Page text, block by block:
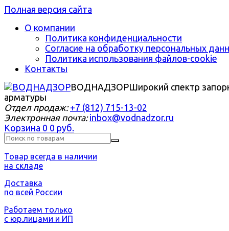
Полная версия сайта
О компании
Политика конфиденциальности
Согласие на обработку персональных
Политика использования файлов-cookie
Контакты
ВОДНАДЗОРШирокий спектр
арматуры
Отдел продаж: +7 (812) 715-13-02
Электронная почта: inbox@vodnadzor.ru
Корзина 0 0 руб.
Товар всегда в наличии
на складе
Доставка
по всей России
Работаем только
с юр.лицами и ИП